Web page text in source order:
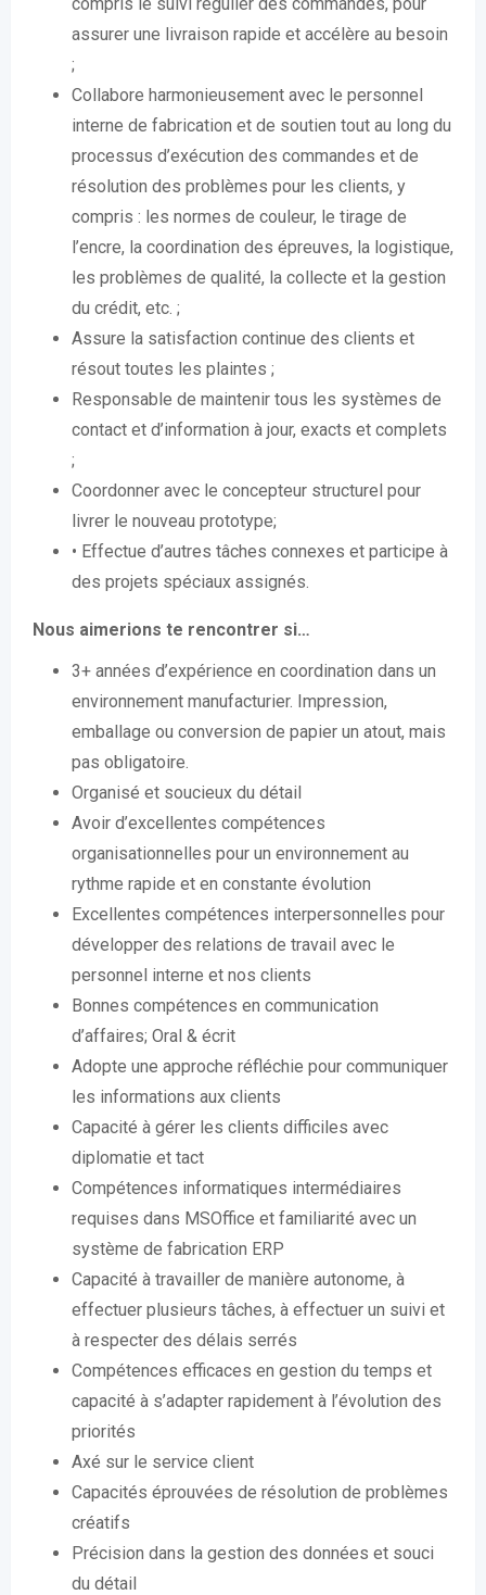
assurer une livraison rapide et accélère au besoin
;
Collabore harmonieusement avec le personnel
interne de fabrication et de soutien tout au long du
processus d’exécution des commandes et de
résolution des problèmes pour les clients, y
compris : les normes de couleur, le tirage de
l’encre, la coordination des épreuves, la logistique,
les problèmes de qualité, la collecte et la gestion
du crédit, etc. ;
Assure la satisfaction continue des clients et
résout toutes les plaintes ;
Responsable de maintenir tous les systèmes de
contact et d’information à jour, exacts et complets
;
Coordonner avec le concepteur structurel pour
livrer le nouveau prototype;
• Effectue d’autres tâches connexes et participe à
des projets spéciaux assignés.
Nous aimerions te rencontrer si…
3+ années d’expérience en coordination dans un
environnement manufacturier. Impression,
emballage ou conversion de papier un atout, mais
pas obligatoire.
Organisé et soucieux du détail
Avoir d’excellentes compétences
organisationnelles pour un environnement au
rythme rapide et en constante évolution
Excellentes compétences interpersonnelles pour
développer des relations de travail avec le
personnel interne et nos clients
Bonnes compétences en communication
d’affaires; Oral & écrit
Adopte une approche réfléchie pour communiquer
les informations aux clients
Capacité à gérer les clients difficiles avec
diplomatie et tact
Compétences informatiques intermédiaires
requises dans MSOffice et familiarité avec un
système de fabrication ERP
Capacité à travailler de manière autonome, à
effectuer plusieurs tâches, à effectuer un suivi et
à respecter des délais serrés
Compétences efficaces en gestion du temps et
capacité à s’adapter rapidement à l’évolution des
priorités
Axé sur le service client
Capacités éprouvées de résolution de problèmes
créatifs
Précision dans la gestion des données et souci
du détail